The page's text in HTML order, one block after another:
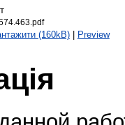
(160kB)| Preview